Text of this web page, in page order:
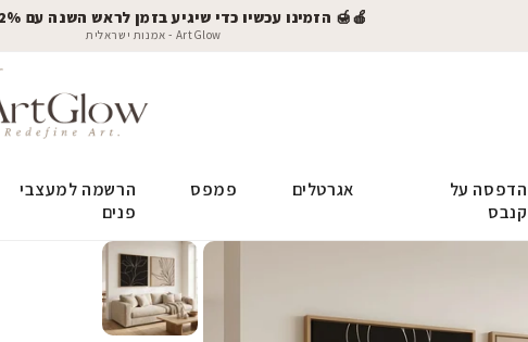
🍎🍯 הזמינו עכשיו כדי שיגיע בזמן לראש השנה עם 12% הנחה!
ArtGlow - אמנות ישראלית
הדפסה על
קנבס
אגרטלים פמפס
הרשמה למעצבי
פנים